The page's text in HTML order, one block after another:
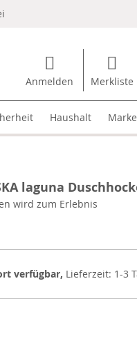
Anmelden Merkliste
Haushalt
laguna
wird zum Erlebnis
verfügbar, Lieferzeit: 1-3